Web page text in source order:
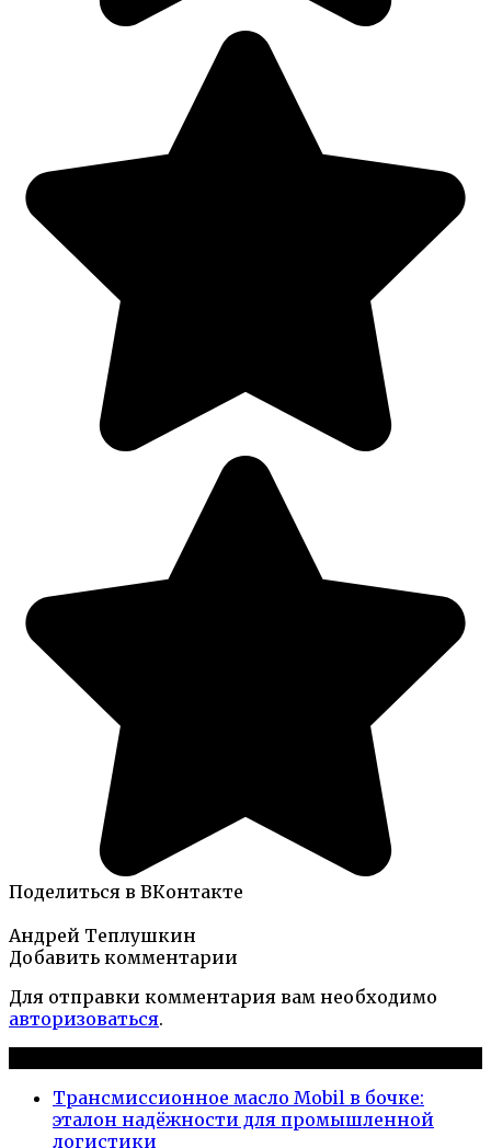
Поделиться в ВКонтакте
Андрей Теплушкин
Добавить комментарии
Для отправки комментария вам необходимо
авторизоваться.
Трансмиссионное масло Mobil в бочке:
эталон надёжности для промышленной
логистики